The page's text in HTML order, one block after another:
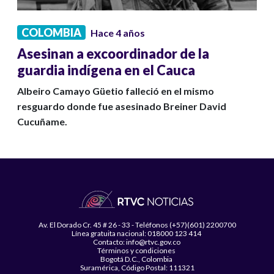
COLOMBIA Hace 4 años
Asesinan a excoordinador de la
guardia indígena en el Cauca
Albeiro Camayo Güetio falleció en el mismo
resguardo donde fue asesinado Breiner David
Cucuñame.
Av. El Dorado Cr. 45 # 26 - 33 - Teléfonos (+57)(601) 2200700
Línea gratuita nacional: 018000 123 414
Contacto: info@rtvc.gov.co
Términos y condiciones
Bogotá D.C., Colombia
Suramérica, Código Postal: 111321